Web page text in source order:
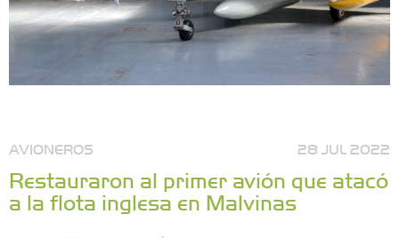
AVIONEROS 28 JUL 2022
Restauraron al primer avión que atacó
a la flota inglesa en Malvinas